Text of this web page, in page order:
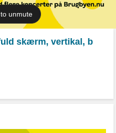
skærm, vertikal, b